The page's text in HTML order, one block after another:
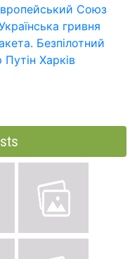
Союз
гривня
Безпілотний
Харків